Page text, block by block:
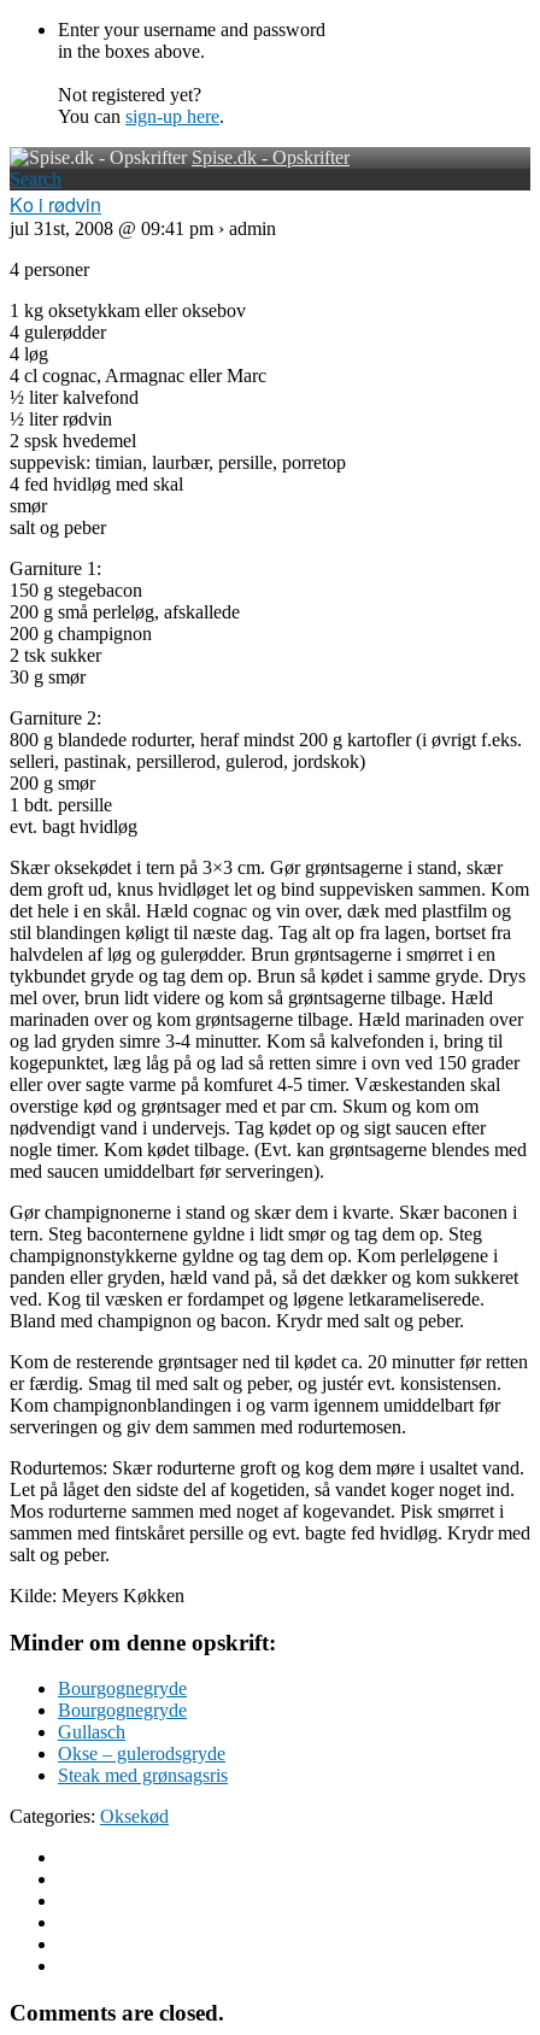
Enter your username and password
in the boxes above.
Not registered yet?
You can sign-up here.
Spise.dk - Opskrifter
Search
Ko i rødvin
jul 31st, 2008 @ 09:41 pm › admin
4 personer
1 kg oksetykkam eller oksebov
4 gulerødder
4 løg
4 cl cognac, Armagnac eller Marc
½ liter kalvefond
½ liter rødvin
2 spsk hvedemel
suppevisk: timian, laurbær, persille, porretop
4 fed hvidløg med skal
smør
salt og peber
Garniture 1:
150 g stegebacon
200 g små perleløg, afskallede
200 g champignon
2 tsk sukker
30 g smør
Garniture 2:
800 g blandede rodurter, heraf mindst 200 g kartofler (i øvrigt f.eks.
selleri, pastinak, persillerod, gulerod, jordskok)
200 g smør
1 bdt. persille
evt. bagt hvidløg
Skær oksekødet i tern på 3×3 cm. Gør grøntsagerne i stand, skær
dem groft ud, knus hvidløget let og bind suppevisken sammen. Kom
det hele i en skål. Hæld cognac og vin over, dæk med plastfilm og
stil blandingen køligt til næste dag. Tag alt op fra lagen, bortset fra
halvdelen af løg og gulerødder. Brun grøntsagerne i smørret i en
tykbundet gryde og tag dem op. Brun så kødet i samme gryde. Drys
mel over, brun lidt videre og kom så grøntsagerne tilbage. Hæld
marinaden over og kom grøntsagerne tilbage. Hæld marinaden over
og lad gryden simre 3-4 minutter. Kom så kalvefonden i, bring til
kogepunktet, læg låg på og lad så retten simre i ovn ved 150 grader
eller over sagte varme på komfuret 4-5 timer. Væskestanden skal
overstige kød og grøntsager med et par cm. Skum og kom om
nødvendigt vand i undervejs. Tag kødet op og sigt saucen efter
nogle timer. Kom kødet tilbage. (Evt. kan grøntsagerne blendes med
med saucen umiddelbart før serveringen).
Gør champignonerne i stand og skær dem i kvarte. Skær baconen i
tern. Steg baconternene gyldne i lidt smør og tag dem op. Steg
champignonstykkerne gyldne og tag dem op. Kom perleløgene i
panden eller gryden, hæld vand på, så det dækker og kom sukkeret
ved. Kog til væsken er fordampet og løgene letkarameliserede.
Bland med champignon og bacon. Krydr med salt og peber.
Kom de resterende grøntsager ned til kødet ca. 20 minutter før retten
er færdig. Smag til med salt og peber, og justér evt. konsistensen.
Kom champignonblandingen i og varm igennem umiddelbart før
serveringen og giv dem sammen med rodurtemosen.
Rodurtemos: Skær rodurterne groft og kog dem møre i usaltet vand.
Let på låget den sidste del af kogetiden, så vandet koger noget ind.
Mos rodurterne sammen med noget af kogevandet. Pisk smørret i
sammen med fintskåret persille og evt. bagte fed hvidløg. Krydr med
salt og peber.
Kilde: Meyers Køkken
Minder om denne opskrift:
Bourgognegryde
Bourgognegryde
Gullasch
Okse – gulerodsgryde
Steak med grønsagsris
Categories: Oksekød
Comments are closed.